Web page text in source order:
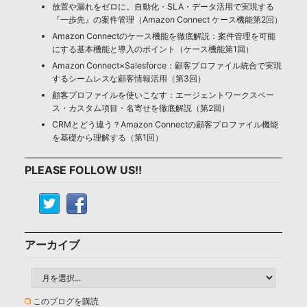
放置や漏れをゼロに。自動化・SLA・データ活用で実現する
『一歩先』の案件管理（Amazon Connect ケース機能第2回）
Amazon Connectのケース機能を徹底解説：案件管理を可能
にする基本機能と導入のポイント（ケース機能第1回）
Amazon Connect×Salesforce：顧客プロファイル統合で実現
するシームレスな顧客情報活用（第3回）
顧客プロファイルを使いこなす：エージェントワークスペー
ス・カスタム項目・名寄せを徹底解説（第2回）
CRMとどう違う？Amazon Connectの顧客プロファイル機能
を基礎から理解する（第1回）
PLEASE FOLLOW US!!
アーカイブ
このブログを購読